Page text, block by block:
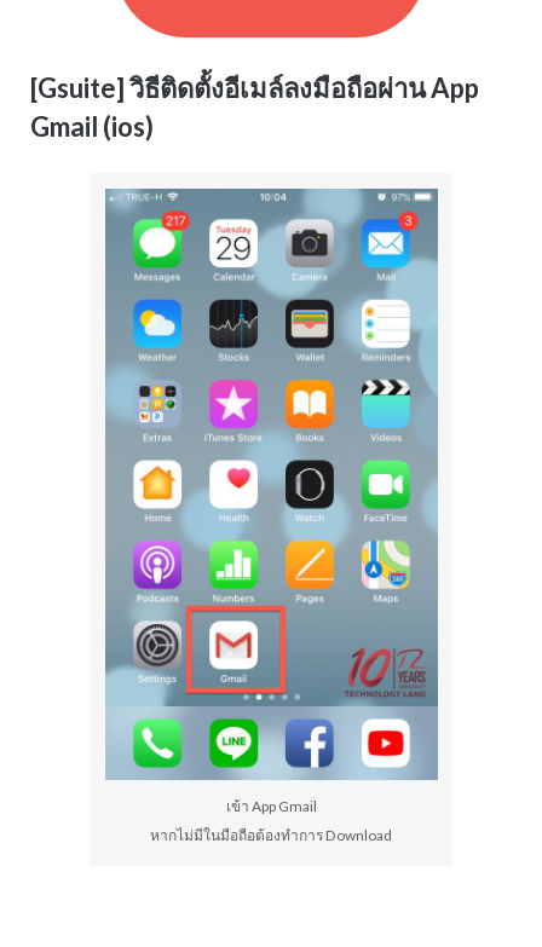
[Gsuite] วิธีติดตั้งอีเมล์ลงมือถือผ่าน App
Gmail (ios)
เข้า App Gmail
หากไม่มีในมือถือต้องทำการ Download